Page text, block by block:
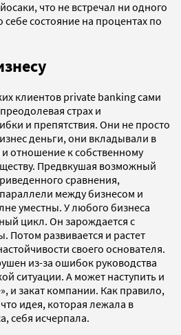
что не встречал ни одного
состояние на процентах по
клиентов private banking сами
страх и
и препятствия. Они не просто
деньги, они вкладывали в
и отношение к собственному
Предвкушая возможный
сравнения,
между бизнесом и
уместны. У любого бизнеса
цикл. Он зарождается с
Потом развивается и растет
своего основателя.
из-за ошибок руководства
ситуации. А может наступить и
и закат компании. Как правило,
идея, которая лежала в
себя исчерпала.